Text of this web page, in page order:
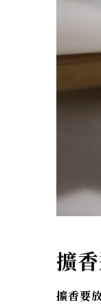
擴
擴香要